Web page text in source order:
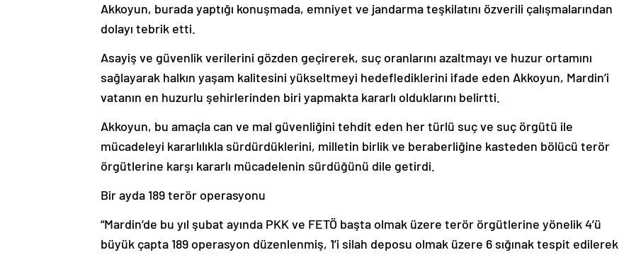
Akkoyun, burada yaptığı konuşmada, emniyet ve jandarma teşkilatını özverili çalışmalarından
dolayı tebrik etti.
Asayiş ve güvenlik verilerini gözden geçirerek, suç oranlarını azaltmayı ve huzur ortamını
sağlayarak halkın yaşam kalitesini yükseltmeyi hedeflediklerini ifade eden Akkoyun, Mardin’i
vatanın en huzurlu şehirlerinden biri yapmakta kararlı olduklarını belirtti.
Akkoyun, bu amaçla can ve mal güvenliğini tehdit eden her türlü suç ve suç örgütü ile
mücadeleyi kararlılıkla sürdürdüklerini, milletin birlik ve beraberliğine kasteden bölücü terör
örgütlerine karşı kararlı mücadelenin sürdüğünü dile getirdi.
Bir ayda 189 terör operasyonu
“Mardin’de bu yıl şubat ayında PKK ve FETÖ başta olmak üzere terör örgütlerine yönelik 4’ü
büyük çapta 189 operasyon düzenlenmiş, 1’i silah deposu olmak üzere 6 sığınak tespit edilerek